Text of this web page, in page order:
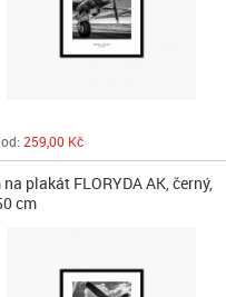
259,00 Kč
na plakát FLORYDA AK, černý,
cm